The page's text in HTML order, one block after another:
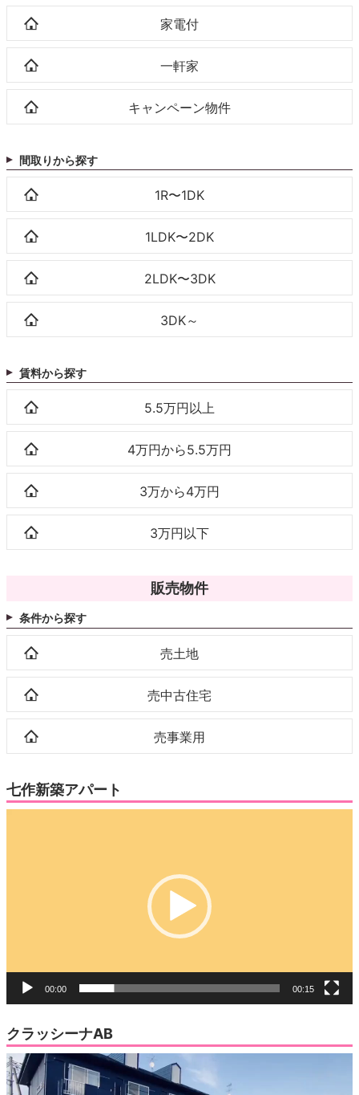
家電付
一軒家
キャンペーン物件
間取りから探す
1R〜1DK
1LDK〜2DK
2LDK〜3DK
3DK～
賃料から探す
5.5万円以上
4万円から5.5万円
3万から4万円
3万円以下
販売物件
条件から探す
売土地
売中古住宅
売事業用
七作新築アパート
00:00 00:15
クラッシーナAB
動
画